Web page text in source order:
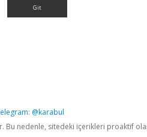
@karabul
Bu nedenle, sitedeki içerikleri proaktif